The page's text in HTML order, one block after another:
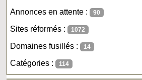
Annonces en attente : 90
Sites réformés : 1072
Domaines fusillés : 14
Catégories : 114